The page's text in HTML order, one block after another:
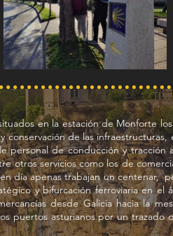
en la estación de Monforte
conservación de las
personal de conducción y
otros servicios como los de
día apenas trabajan un
y bifurcación ferroviaria en
desde Galicia hacia la
puertos asturianos por un trazado